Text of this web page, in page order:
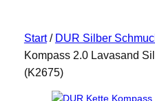
Start/ DUR Silber
Kompass 2.0 Lavasand
(K2675)